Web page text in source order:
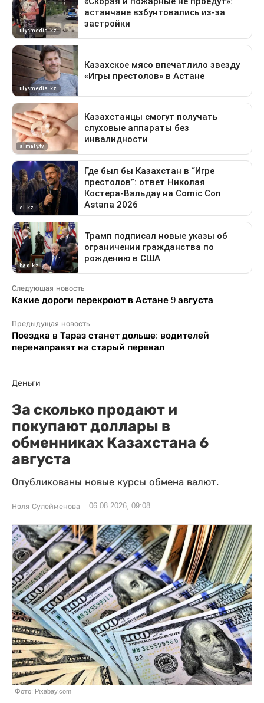
Следующая новость
Какие дороги перекроют в Астане 9 августа
Предыдущая новость
Поездка в Тараз станет дольше: водителей
перенаправят на старый перевал
Деньги
За сколько продают и
покупают доллары в
обменниках Казахстана 6
августа
Опубликованы новые курсы обмена валют.
Нэля Сулейменова 06.08.2026, 09:08
Фото: Pixabay.com